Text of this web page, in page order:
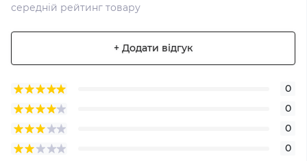
середній рейтинг товару
+ Додати відгук
0
0
0
0